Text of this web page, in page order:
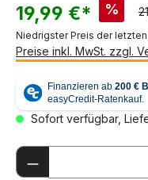
19,99 €* %
Niedrigster Preis der letzten
Preise inkl. MwSt. zzgl.
Sofort verfügbar,
Produkt